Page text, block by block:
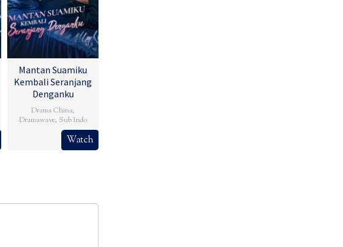
Mantan Suamiku
Kembali Seranjang
Denganku
Drama China,
Dramawave, Sub Indo
Watch